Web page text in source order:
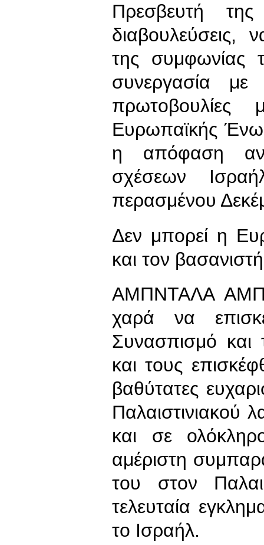
Πρεσβευτή
της συμφωνίας
συνεργασία
Ευρωπαϊκής
η απόφαση
σχέσεων
περασμένου
Δεν μπορεί η
και τον
ΑΜΠΝΤΑΛΑ
χαρά να
Συνασπισμό
και τους
βαθύτατες
Παλαιστινιακού
και σε
αμέριστη
του στον
τελευταία
το Ισραήλ.